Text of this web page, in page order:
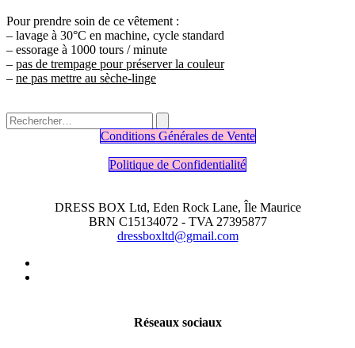
Pour prendre soin de ce vêtement :
– lavage à 30°C en machine, cycle standard
– essorage à 1000 tours / minute
– pas de trempage pour préserver la couleur
– ne pas mettre au sèche-linge​
Conditions Générales de Vente
Politique de Confidentialité
DRESS BOX Ltd, Eden Rock Lane, Île Maurice
BRN C15134072 - TVA 27395877
dressboxltd@gmail.com
Réseaux sociaux